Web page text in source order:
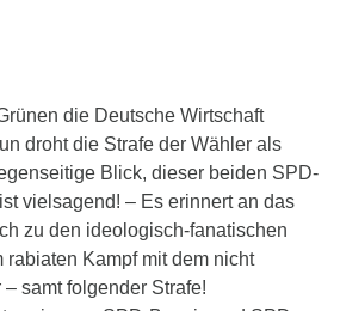
die Deutsche Wirtschaft
droht die Strafe der Wähler als
Blick, dieser beiden SPD-
vielsagend! – Es erinnert an das
zu den ideologisch-fanatischen
rabiaten Kampf mit dem nicht
samt folgender Strafe!